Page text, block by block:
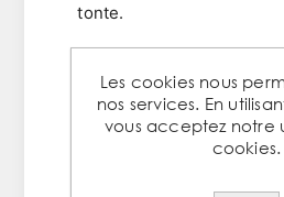
tonte.
En ligne droite: 1
Les cookies nous
nos services. En
vous acceptez notre
cookies.